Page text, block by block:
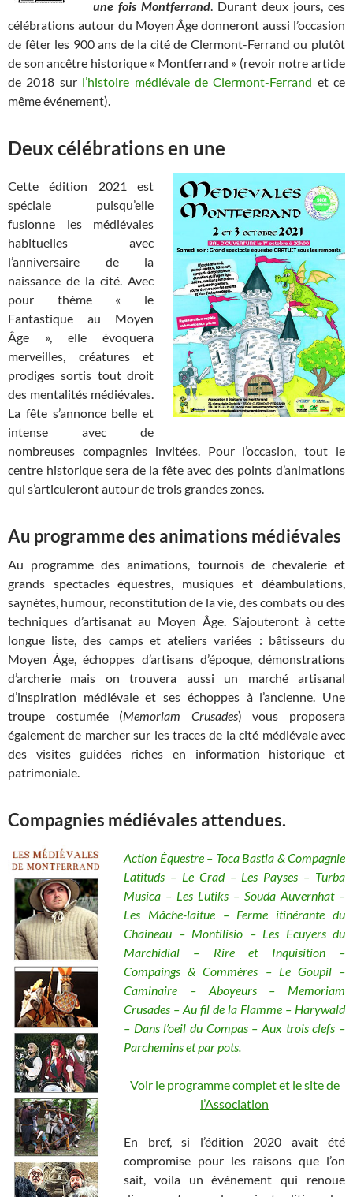
une fois Montferrand. Durant deux jours, ces
célébrations autour du Moyen Âge donneront aussi l’occasion
de fêter les 900 ans de la cité de Clermont-Ferrand ou plutôt
de son ancêtre historique « Montferrand » (revoir notre article
de 2018 sur l’histoire médiévale de Clermont-Ferrand et ce
même événement).
Deux célébrations en une
Cette édition 2021 est
spéciale puisqu’elle
fusionne les médiévales
habituelles avec
l’anniversaire de la
naissance de la cité. Avec
pour thème « le
Fantastique au Moyen
Âge », elle évoquera
merveilles, créatures et
prodiges sortis tout droit
des mentalités médiévales.
La fête s’annonce belle et
intense avec de
nombreuses compagnies invitées. Pour l’occasion, tout le
centre historique sera de la fête avec des points d’animations
qui s’articuleront autour de trois grandes zones.
Au programme des animations médiévales
Au programme des animations, tournois de chevalerie et
grands spectacles équestres, musiques et déambulations,
saynètes, humour, reconstitution de la vie, des combats ou des
techniques d’artisanat au Moyen Âge. S’ajouteront à cette
longue liste, des camps et ateliers variées : bâtisseurs du
Moyen Âge, échoppes d’artisans d’époque, démonstrations
d’archerie mais on trouvera aussi un marché artisanal
d’inspiration médiévale et ses échoppes à l’ancienne. Une
troupe costumée (Memoriam Crusades) vous proposera
également de marcher sur les traces de la cité médiévale avec
des visites guidées riches en information historique et
patrimoniale.
Compagnies médiévales attendues.
Action Équestre – Toca Bastia & Compagnie
Latituds – Le Crad – Les Payses – Turba
Musica – Les Lutiks – Souda Auvernhat –
Les Mâche-laitue – Ferme itinérante du
Chaineau – Montilisio – Les Ecuyers du
Marchidial – Rire et Inquisition –
Compaings & Commères – Le Goupil –
Caminaire – Aboyeurs – Memoriam
Crusades – Au fil de la Flamme – Harywald
– Dans l’oeil du Compas – Aux trois clefs –
Parchemins et par pots.
Voir le programme complet et le site de
l’Association
En bref, si l’édition 2020 avait été
compromise pour les raisons que l’on
sait, voila un événement qui renoue